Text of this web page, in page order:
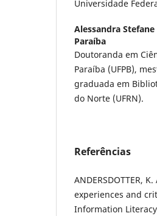
Universidade
Alessandra
Paraíba
Doutoranda em
Paraíba (UFPB),
graduada em
do Norte (UFRN).
Referências
ANDERSDOTTER,
experiences and
Information